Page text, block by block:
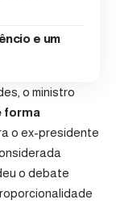
e um
o ministro
forma
o ex-presidente
o debate